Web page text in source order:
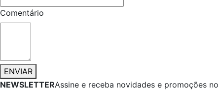
Comentário
ENVIAR
NEWSLETTERAssine e receba novidades e promoções no